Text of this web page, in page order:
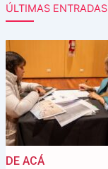
ÚLTIMAS ENTRADAS
DE ACÁ